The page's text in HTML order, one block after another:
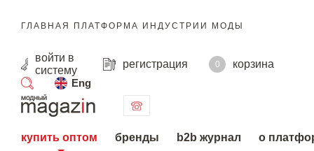
ГЛАВНАЯ ПЛАТФОРМА ИНДУСТРИИ МОДЫ
войти в
систему
регистрация 0
корзина
Eng
поиск
купить оптом бренды b2b журнал о